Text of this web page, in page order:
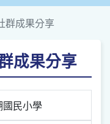
群成果分享
成果分享
國民小學